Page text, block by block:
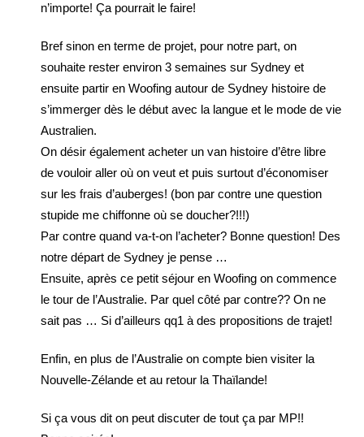
n’importe! Ça pourrait le faire!
Bref sinon en terme de projet, pour notre part, on
souhaite rester environ 3 semaines sur Sydney et
ensuite partir en Woofing autour de Sydney histoire de
s’immerger dès le début avec la langue et le mode de vie
Australien.
On désir également acheter un van histoire d’être libre
de vouloir aller où on veut et puis surtout d’économiser
sur les frais d’auberges! (bon par contre une question
stupide me chiffonne où se doucher?!!!)
Par contre quand va-t-on l’acheter? Bonne question! Des
notre départ de Sydney je pense …
Ensuite, après ce petit séjour en Woofing on commence
le tour de l’Australie. Par quel côté par contre?? On ne
sait pas … Si d’ailleurs qq1 à des propositions de trajet!
Enfin, en plus de l’Australie on compte bien visiter la
Nouvelle-Zélande et au retour la Thaïlande!
Si ça vous dit on peut discuter de tout ça par MP!!